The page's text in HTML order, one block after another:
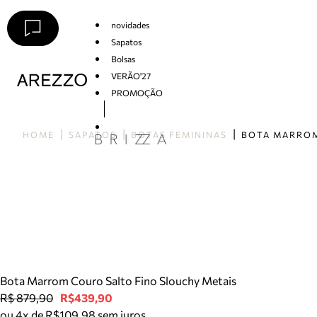
novidades
Sapatos
Bolsas
VERÃO'27
PROMOÇÃO
HOME SAPATOS BOTAS FEMININAS
Bota Marrom Couro Salto Fino Slouchy Metais
R$ 879,90 R$439,90